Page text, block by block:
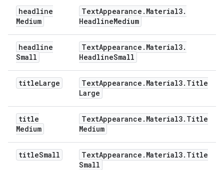
headline
Medium
TextAppearance . Material3.
HeadlineMedium
headline
Small
TextAppearance . Material3.
HeadlineSmall
titleLarge TextAppearance . Material3. Title
Large
title
Medium
TextAppearance . Material3. Title
Medium
titleSmall TextAppearance . Material3. Title
Small